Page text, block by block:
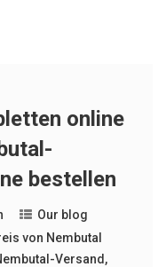
online
bestellen
Our blog
von Nembutal
Versand ,